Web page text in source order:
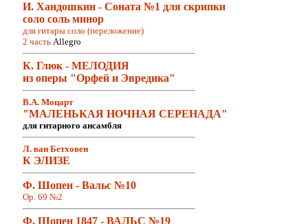
И. Хандошкин - Соната №1 для скрипки
соло соль минор
для гитары соло (переложение)
2 часть Allegro
К. Глюк - МЕЛОДИЯ
из оперы "Орфей и Эвредика"
В.А. Моцарт
"МАЛЕНЬКАЯ НОЧНАЯ СЕРЕНАДА"
для гитарного ансамбля
Л. ван Бетховен
К ЭЛИЗЕ
Ф. Шопен - Вальс №10
Op. 69 №2
Ф. Шопен 1847 - ВАЛЬС №19